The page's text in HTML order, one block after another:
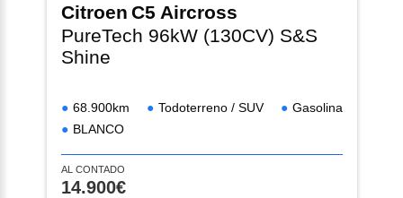
Citroen C5 Aircross
PureTech 96kW (130CV) S&S
Shine
68.900km Todoterreno / SUV
Gasolina
BLANCO
AL CONTADO
14.900€